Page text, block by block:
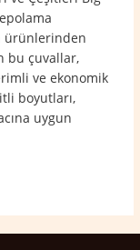
ürünlerinden
bu çuvallar,
ve ekonomik
boyutları,
uygun